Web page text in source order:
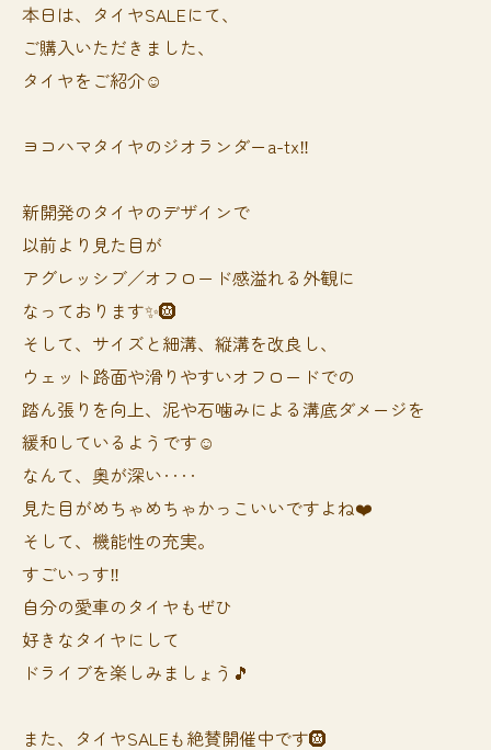
本日は、タイヤSALEにて、
ご購入いただきました、
タイヤをご紹介☺️
ヨコハマタイヤのジオランダーa-tx‼️
新開発のタイヤのデザインで
以前より見た目が
アグレッシブ／オフロード感溢れる外観に
なっております✨🛞
そして、サイズと細溝、縦溝を改良し、
ウェット路面や滑りやすいオフロードでの
踏ん張りを向上、泥や石噛みによる溝底ダメージを
緩和しているようです☺️
なんて、奥が深い‥‥
見た目がめちゃめちゃかっこいいですよね❤️
そして、機能性の充実。
すごいっす‼️
自分の愛車のタイヤもぜひ
好きなタイヤにして
ドライブを楽しみましょう🎵
また、タイヤSALEも絶賛開催中です🛞